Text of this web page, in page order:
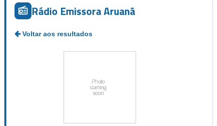
Rádio Emissora Aruanã